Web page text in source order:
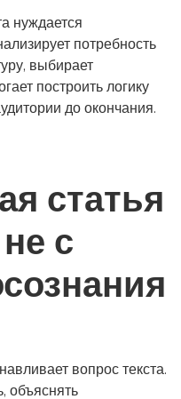
нуждается
потребность
выбирает
построить логику
до окончания.
статья
с
вопрос текста.
объяснять